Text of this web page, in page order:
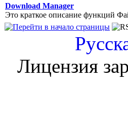
Download Manager
Это краткое описание функций
Лицензия